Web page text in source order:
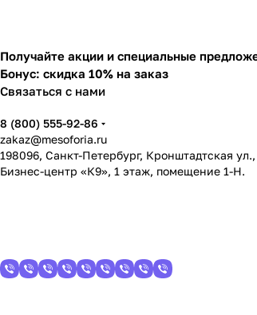
Получайте акции и специальные
Бонус: скидка 10% на заказ
Связаться с нами
8 (800) 555-92-86
zakaz@mesoforia.ru
198096, Санкт-Петербург, Кронштадтская
Бизнес-центр «К9», 1 этаж, помещение 1-Н.